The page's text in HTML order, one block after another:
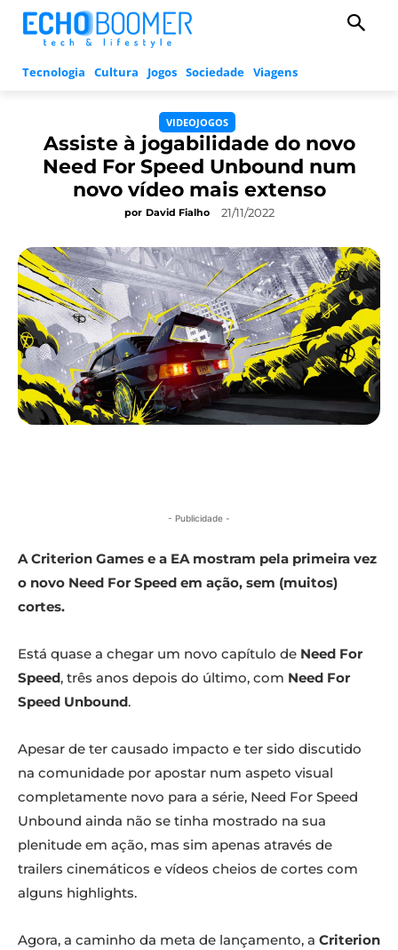
Tecnologia Cultura Jogos Sociedade Viagens
VIDEOJOGOS
Assiste à jogabilidade do novo
Need For Speed Unbound num
novo vídeo mais extenso
por David Fialho 21/11/2022
- Publicidade -
A Criterion Games e a EA mostram pela primeira vez
o novo Need For Speed em ação, sem (muitos)
cortes.
Está quase a chegar um novo capítulo de Need For
Speed, três anos depois do último, com Need For
Speed Unbound.
Apesar de ter causado impacto e ter sido discutido
na comunidade por apostar num aspeto visual
completamente novo para a série, Need For Speed
Unbound ainda não se tinha mostrado na sua
plenitude em ação, mas sim apenas através de
trailers cinemáticos e vídeos cheios de cortes com
alguns highlights.
Agora, a caminho da meta de lançamento, a Criterion